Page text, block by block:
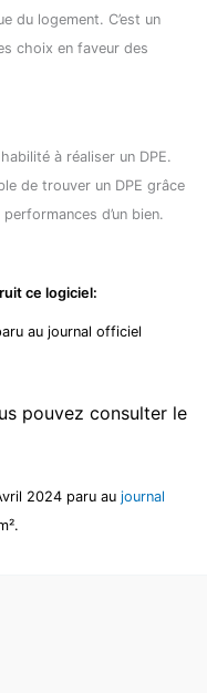
du logement. C’est un
choix en faveur des
à réaliser un DPE.
de trouver un DPE grâce
d’un bien.
ce logiciel:
au journal officiel
pouvez consulter le
2024 paru au journal